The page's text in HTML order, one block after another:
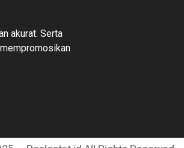
akurat. Serta